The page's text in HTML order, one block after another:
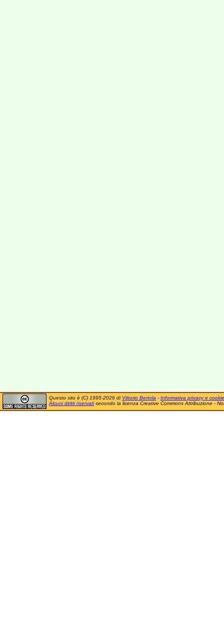
Questo sito è (C) 1995-2026 di Vittorio Bertola - Informativa privacy e cookie
Alcuni diritti riservatisecondo la licenza Creative Commons Attribuzione -